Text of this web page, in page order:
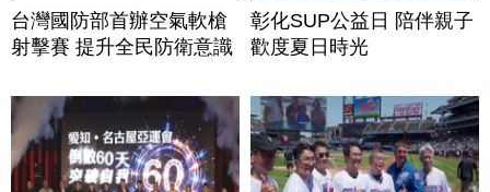
台灣國防部首辦空氣軟槍
射擊賽 提升全民防衛意識
彰化SUP公益日 陪伴親子
歡度夏日時光